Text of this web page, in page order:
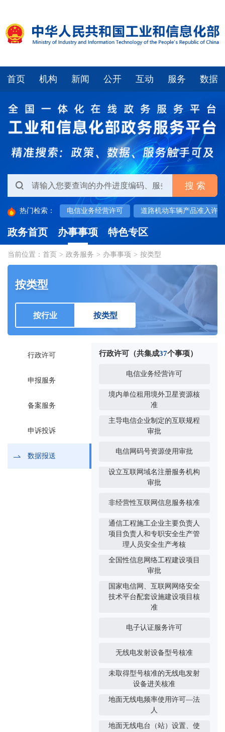
首页 机构 新闻 公开 互动 服务 数据
热门检索： 电信业务经营许可 道路机动车辆产品准入许可
政务首页 办事事项 特色专区
当前位置： 首页 > 政务服务 > 办事事项 > 按类型
按类型
按行业 按类型
行政许可
申报服务
备案服务
申诉投诉
数据报送
行政许可（共集成37个事项）
电信业务经营许可
境内单位租用境外卫星资源核
准
主导电信企业制定的互联规程
审批
电信网码号资源使用审批
设立互联网域名注册服务机构
审批
非经营性互联网信息服务核准
通信工程施工企业主要负责人
项目负责人和专职安全生产管
理人员安全生产考核
全国性信息网络工程建设项目
审批
国家电信网、互联网网络安全
技术平台配套设施建设项目核
准
电子认证服务许可
无线电发射设备型号核准
未取得型号核准的无线电发射
设备进关核准
地面无线电频率使用许可—法
人
地面无线电台（站）设置、使